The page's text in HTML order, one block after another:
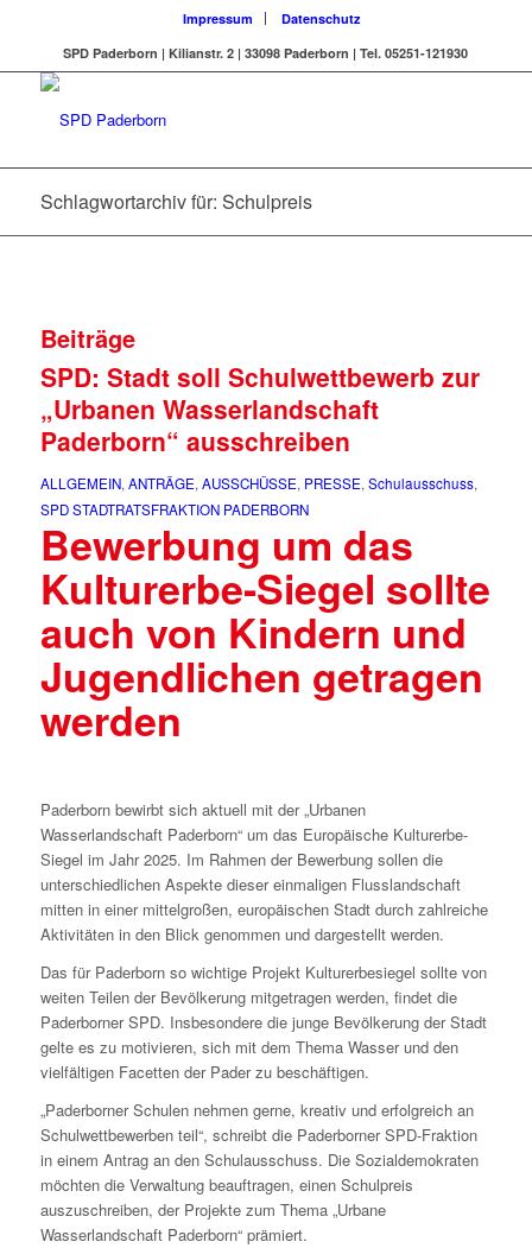
Impressum
Datenschutz
SPD Paderborn | Kilianstr. 2 | 33098 Paderborn | Tel. 05251-121930
Schlagwortarchiv für: Schulpreis
Beiträge
SPD: Stadt soll Schulwettbewerb zur
„Urbanen Wasserlandschaft
Paderborn“ ausschreiben
ALLGEMEIN, ANTRÄGE, AUSSCHÜSSE, PRESSE, Schulausschuss,
SPD STADTRATSFRAKTION PADERBORN
Bewerbung um das
Kulturerbe-Siegel sollte
auch von Kindern und
Jugendlichen getragen
werden
Paderborn bewirbt sich aktuell mit der „Urbanen
Wasserlandschaft Paderborn“ um das Europäische Kulturerbe-
Siegel im Jahr 2025. Im Rahmen der Bewerbung sollen die
unterschiedlichen Aspekte dieser einmaligen Flusslandschaft
mitten in einer mittelgroßen, europäischen Stadt durch zahlreiche
Aktivitäten in den Blick genommen und dargestellt werden.
Das für Paderborn so wichtige Projekt Kulturerbesiegel sollte von
weiten Teilen der Bevölkerung mitgetragen werden, findet die
Paderborner SPD. Insbesondere die junge Bevölkerung der Stadt
gelte es zu motivieren, sich mit dem Thema Wasser und den
vielfältigen Facetten der Pader zu beschäftigen.
„Paderborner Schulen nehmen gerne, kreativ und erfolgreich an
Schulwettbewerben teil“, schreibt die Paderborner SPD-Fraktion
in einem Antrag an den Schulausschuss. Die Sozialdemokraten
möchten die Verwaltung beauftragen, einen Schulpreis
auszuschreiben, der Projekte zum Thema „Urbane
Wasserlandschaft Paderborn“ prämiert.